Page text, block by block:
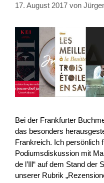
17. August 2017 von
Bei der Frankfurter
das besonders
Frankreich. Ich persönlich
Podiumsdiskussion mit
de l’Ill“ auf dem Stand der
unserer Rubrik